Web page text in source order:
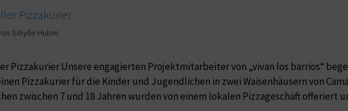
Pizzakurier
Sibylle Huber
Pizzakurier Unsere engagierten Projektmitarbeiter von „vivan los barrios“
Pizzakurier für die Kinder und Jugendlichen in zwei Waisenhäusern von
zwischen 7 und 18 Jahren wurden von einem lokalen Pizzageschäft offeriert